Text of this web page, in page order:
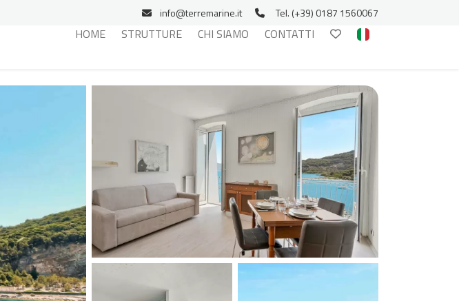
HOME STRUTTURE CHI SIAMO CONTATTI
info@terremarine.it Tel. (+39) 0187 1560067